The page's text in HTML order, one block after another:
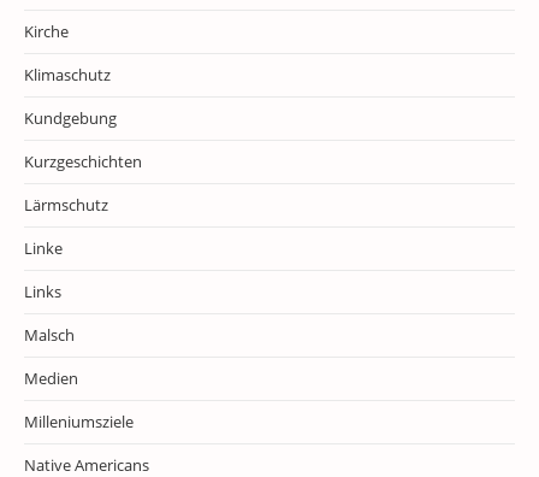
Kirche
Klimaschutz
Kundgebung
Kurzgeschichten
Lärmschutz
Linke
Links
Malsch
Medien
Milleniumsziele
Native Americans